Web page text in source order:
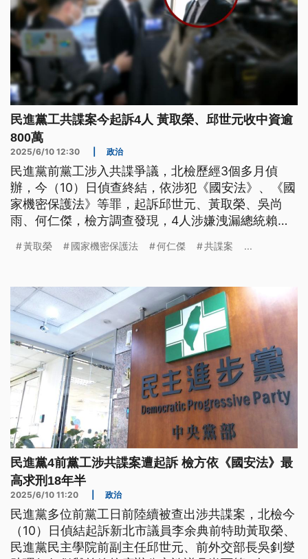
民進黨工共諜案今起訴4人 黃取榮、邱世元收中資逾
800萬
2025/6/10 12:30 政治
民進黨前黨工涉入共諜爭議，北檢歷經3個多月偵
辦，今（10）日偵查終結，依涉犯《國安法》、《國
家機密保護法》等罪，起訴邱世元、黃取榮、吳尚
雨、何仁傑，檢方調查發現，4人涉嫌洩漏總統賴清
黃取榮和邱世元更被查出共收取中共超過800萬報
黃取榮 國家機密保護法 何仁傑 共諜案 ...
民進黨4前黨工涉共諜案遭起訴 檢方依《國安法》最
高求刑18年半
2025/6/10 11:20 政治
民進黨多位前黨工日前陸續被查出涉共諜案，北檢今
（10）日偵結起訴新北市議員李余典前特助黃取榮、
民進黨民主學院前副主任邱世元、前外交部長吳釗燮